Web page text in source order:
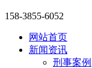
158-3855-6052
网站首页
新闻资讯
刑事案例